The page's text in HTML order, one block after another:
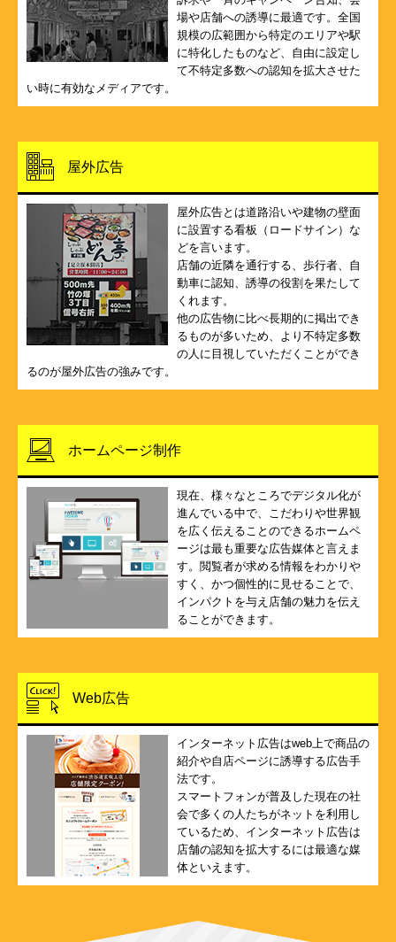
場や店舗への誘導に最適です。全国
規模の広範囲から特定のエリアや駅
に特化したものなど、自由に設定し
て不特定多数への認知を拡大させた
い時に有効なメディアです。
屋外広告
屋外広告とは道路沿いや建物の壁面
に設置する看板（ロードサイン）な
どを言います。
店舗の近隣を通行する、歩行者、自
動車に認知、誘導の役割を果たして
くれます。
他の広告物に比べ長期的に掲出でき
るものが多いため、より不特定多数
の人に目視していただくことができ
るのが屋外広告の強みです。
ホームページ制作
現在、様々なところでデジタル化が
進んでいる中で、こだわりや世界観
を広く伝えることのできるホームペ
ージは最も重要な広告媒体と言えま
す。閲覧者が求める情報をわかりや
すく、かつ個性的に見せることで、
インパクトを与え店舗の魅力を伝え
ることができます。
Web広告
インターネット広告はweb上で商品の
紹介や自店ページに誘導する広告手
法です。
スマートフォンが普及した現在の社
会で多くの人たちがネットを利用し
ているため、インターネット広告は
店舗の認知を拡大するには最適な媒
体といえます。